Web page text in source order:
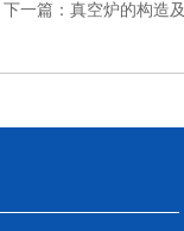
下一篇： 真空炉的构造